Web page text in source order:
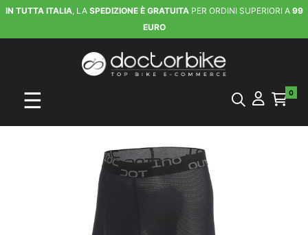
IN TUTTA ITALIA, LA SPEDIZIONE È GRATUITAPER ORDINI SUPERIORI A 99
EURO
navigazione Toggle
☰ 0